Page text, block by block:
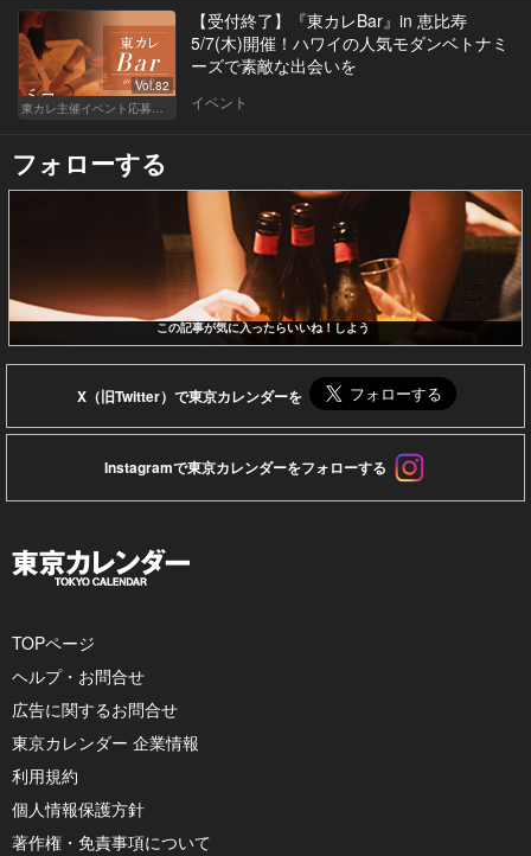
Vol.82
東カレ主催イベント応募詳細記事一覧
【受付終了】『東カレBar』in 恵比寿
5/7(木)開催！ハワイの人気モダンベトナミ
ーズで素敵な出会いを
イベント
フォローする
この記事が気に入ったらいいね！しよう
X（旧Twitter）で東京カレンダーを
Instagramで東京カレンダーをフォローする
TOPページ
ヘルプ・お問合せ
広告に関するお問合せ
東京カレンダー 企業情報
利用規約
個人情報保護方針
著作権・免責事項について